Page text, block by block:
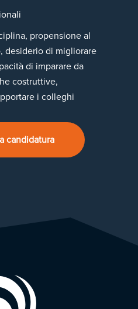
propensione al
desiderio di migliorare
di imparare da
costruttive,
i colleghi
candidatura